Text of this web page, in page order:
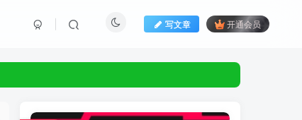
写文章 开通会员